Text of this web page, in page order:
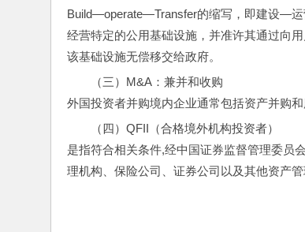
Build—operate—Transfer的缩写，即建设—
经营特定的公用基础设施，并准许其通过向
该基础设施无偿移交给政府。
（三）M&A：兼并和收购
外国投资者并购境内企业通常包括资产并购和
（四）QFII（合格境外机构投资者）
是指符合相关条件,经中国证券监督管理委员
理机构、保险公司、证券公司以及其他资产管